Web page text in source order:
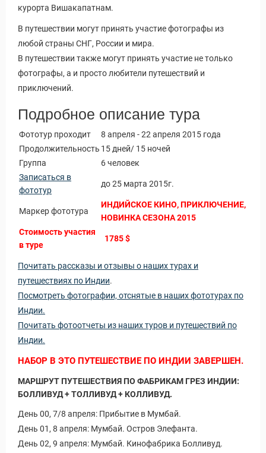
курорта Вишакапатнам.
В путешествии могут принять участие фотографы из
любой страны СНГ, России и мира.
В путешествии также могут принять участие не только
фотографы, а и просто любители путешествий и
приключений.
Подробное описание тура
Фототур проходит
8 апреля - 22 апреля 2015 года
Продолжительность 15 дней/ 15 ночей
Группа
6 человек
Записаться в
фототур
до 25 марта 2015г.
Маркер фототура
ИНДИЙСКОЕ КИНО, ПРИКЛЮЧЕНИЕ,
НОВИНКА СЕЗОНА 2015
Стоимость участия
в туре
1785 $
Почитать рассказы и отзывы о наших турах и
путешествиях по Индии.
Посмотреть фотографии, отснятые в наших фототурах по
Индии.
Почитать фотоотчеты из наших туров и путешествий по
Индии.
НАБОР В ЭТО ПУТЕШЕСТВИЕ ПО ИНДИИ ЗАВЕРШЕН.
МАРШРУТ ПУТЕШЕСТВИЯ ПО ФАБРИКАМ ГРЕЗ ИНДИИ:
БОЛЛИВУД + ТОЛЛИВУД + КОЛЛИВУД.
День 00, 7/8 апреля: Прибытие в Мумбай.
День 01, 8 апреля: Мумбай. Остров Элефанта.
День 02, 9 апреля: Мумбай. Кинофабрика Болливуд.